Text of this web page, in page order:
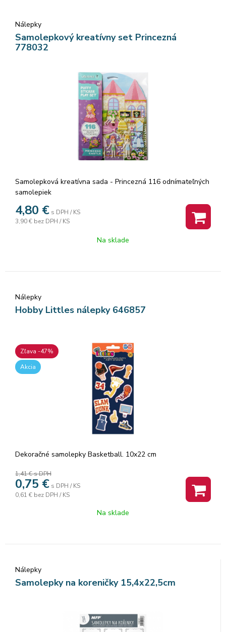
Nálepky
Samolepkový kreatívny set Princezná
778032
Samolepková kreatívna sada - Princezná 116 odnímateľných
samolepiek
4,80 € s DPH / KS
3,90 € bez DPH / KS
Na sklade
Nálepky
Hobby Littles nálepky 646857
Zľava -47%
Akcia
Dekoračné samolepky Basketball. 10x22 cm
1,41 €s DPH
0,75 € s DPH / KS
0,61 € bez DPH / KS
Na sklade
Nálepky
Samolepky na koreničky 15,4x22,5cm